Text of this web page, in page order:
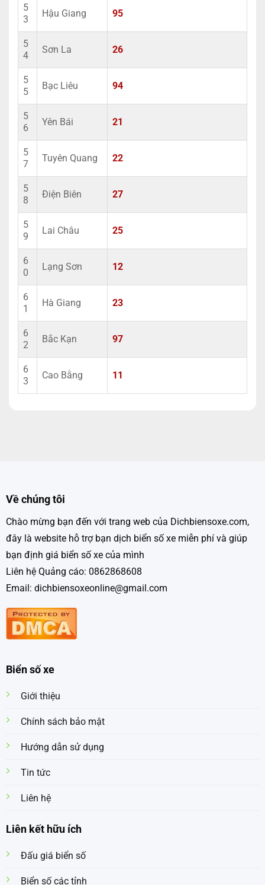
5
3
Hậu Giang 95
5
4
Sơn La 26
5
5
Bạc Liêu 94
5
6
Yên Bái 21
5
7
Tuyên Quang 22
5
8
Điện Biên 27
5
9
Lai Châu 25
6
0
Lạng Sơn 12
6
1
Hà Giang 23
6
2
Bắc Kạn 97
6
3
Cao Bằng 11
Về chúng tôi
Chào mừng bạn đến với trang web của Dichbiensoxe.com,
đây là website hỗ trợ bạn dịch biển số xe miễn phí và giúp
bạn định giá biển số xe của mình
Liên hệ Quảng cáo: 0862868608
Email: dichbiensoxeonline@gmail.com
Biển số xe
Giới thiệu
Chính sách bảo mật
Hướng dẫn sử dụng
Tin tức
Liên hệ
Liên kết hữu ích
Đấu giá biển số
Biển số các tỉnh